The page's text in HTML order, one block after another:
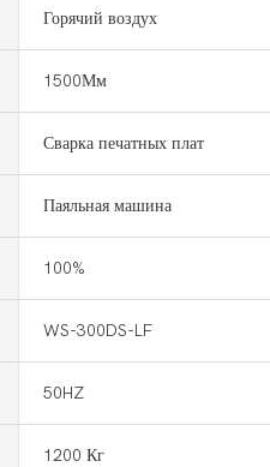
Горячий воздух
1500Мм
Сварка печатных плат
Паяльная машина
100%
WS-300DS-LF
50HZ
1200 Кг